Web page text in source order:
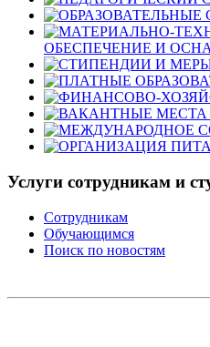
ОБЕСПЕЧЕНИЕ И
Услуги сотрудникам и
Сотрудникам
Обучающимся
Поиск по новостям